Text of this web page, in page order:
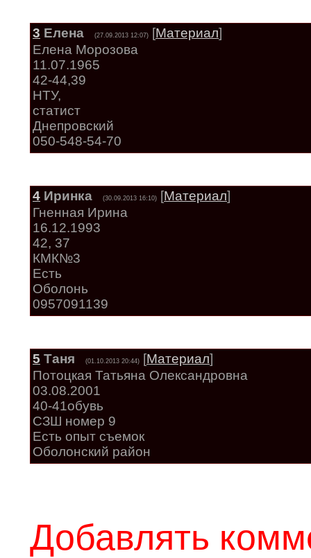
3 Елена (27.09.2013 12:07) [Материал]
Елена Морозова
11.07.1965
42-44,39
НТУ,
статист
Днепровский
050-548-54-70
4 Иринка (30.09.2013 16:10) [Материал]
Гненная Ирина
16.12.1993
42, 37
КМК№3
Есть
Оболонь
0957091139
5 Таня (01.10.2013 20:44) [Материал]
Потоцкая Татьяна Олександровна
03.08.2001
40-41обувь
СЗШ номер 9
Есть опыт съемок
Оболонский район
Добавлять